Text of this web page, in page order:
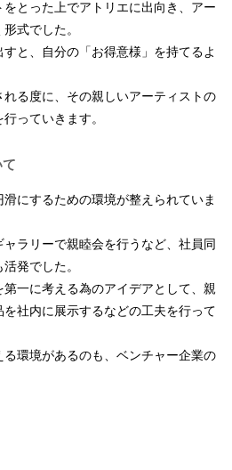
とった上でアトリエに出向き、アー
式でした。
と、自分の「お得意様」を持てるよ
る度に、その親しいアーティストの
っていきます。
にするための環境が整えられていま
ラリーで親睦会を行うなど、社員同
発でした。
一に考える為のアイデアとして、親
社内に展示するなどの工夫を行って
環境があるのも、ベンチャー企業の